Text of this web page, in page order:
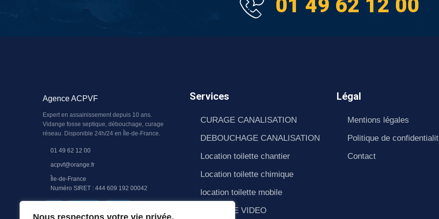
Nous respectons votre vie privée.
Agence ACPVF
Expert en assainissement depuis 10 ans.
Vidange fosse septique, débouchage, curage
réseau. Disponible 24h/24 en Île-de-France.
01 49 62 12 00
acpvf@orange.fr
Île-de-France
Numéro SIRET : 444 609 192 00042
Services
CURAGE CANALISATION
DEBOUCHAGE CANALISATION
Location toilette chantier
Location toilette chimique
location toilette mobile
PASSAGE VIDEO
Légal
Mentions légales
Politique de
Contact